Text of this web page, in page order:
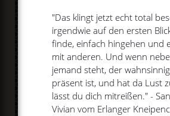
"Das klingt jetzt echt total
irgendwie auf den ersten
finde, einfach hingehen und
mit anderen. Und wenn
jemand steht, der
präsent ist, und hat da Lust
lässt du dich mitreißen." -
Vivian vom Erlanger